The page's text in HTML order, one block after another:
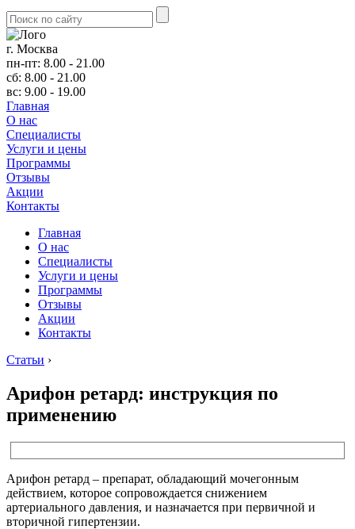
г. Москва
пн-пт: 8.00 - 21.00
сб: 8.00 - 21.00
вс: 9.00 - 19.00
Главная
О нас
Cпециалисты
Услуги и цены
Программы
Отзывы
Акции
Контакты
Главная
О нас
Cпециалисты
Услуги и цены
Программы
Отзывы
Акции
Контакты
Статьи ›
Арифон ретард: инструкция по
применению
Арифон ретард – препарат, обладающий мочегонным
действием, которое сопровождается снижением
артериального давления, и назначается при первичной и
вторичной гипертензии.